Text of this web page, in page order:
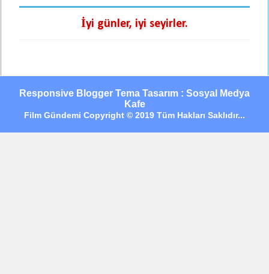
İyi günler, iyi seyirler.
Responsive Blogger Tema Tasarım : Sosyal Medya
Kafe
Film Gündemi Copyright © 2019 Tüm Hakları Saklıdır...